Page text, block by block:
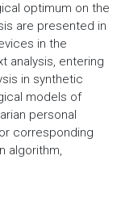
optimum on the
are presented in
in the
analysis, entering
in synthetic
models of
personal
corresponding
algorithm,